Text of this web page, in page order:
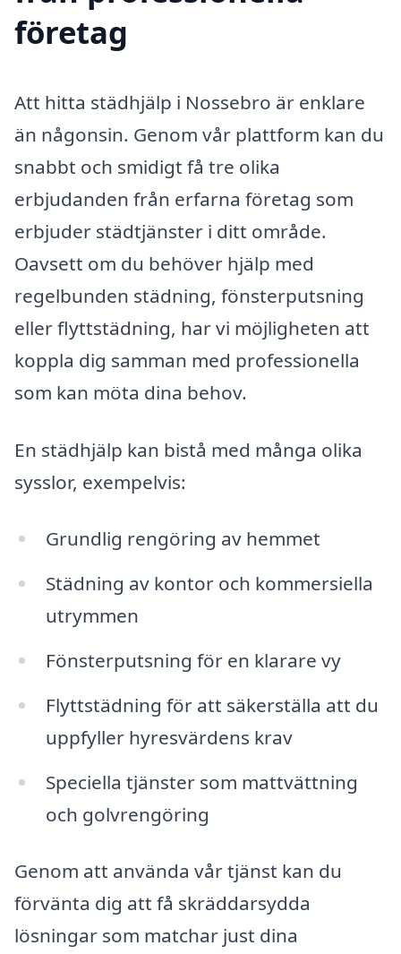
företag
Att hitta städhjälp i Nossebro är enklare
än någonsin. Genom vår plattform kan du
snabbt och smidigt få tre olika
erbjudanden från erfarna företag som
erbjuder städtjänster i ditt område.
Oavsett om du behöver hjälp med
regelbunden städning, fönsterputsning
eller flyttstädning, har vi möjligheten att
koppla dig samman med professionella
som kan möta dina behov.
En städhjälp kan bistå med många olika
sysslor, exempelvis:
Grundlig rengöring av hemmet
Städning av kontor och kommersiella
utrymmen
Fönsterputsning för en klarare vy
Flyttstädning för att säkerställa att du
uppfyller hyresvärdens krav
Speciella tjänster som mattvättning
och golvrengöring
Genom att använda vår tjänst kan du
förvänta dig att få skräddarsydda
lösningar som matchar just dina